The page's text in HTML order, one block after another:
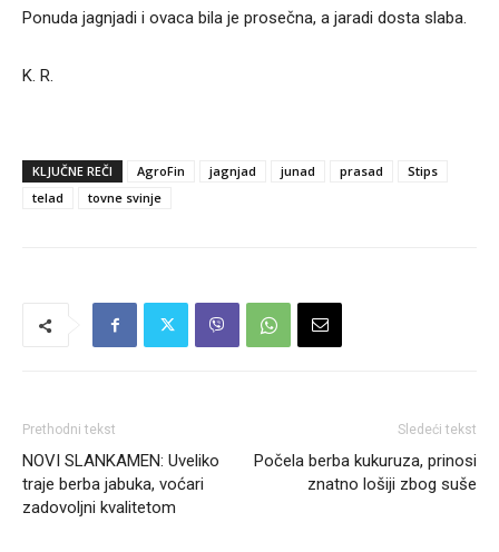
Ponuda jagnjadi i ovaca bila je prosečna, a jaradi dosta slaba.
K. R.
KLJUČNE REČI AgroFin jagnjad junad prasad
Stips
telad
tovne svinje
Prethodni tekst
NOVI SLANKAMEN: Uveliko
traje berba jabuka, voćari
zadovoljni kvalitetom
Sledeći tekst
Počela berba kukuruza, prinosi
znatno lošiji zbog suše